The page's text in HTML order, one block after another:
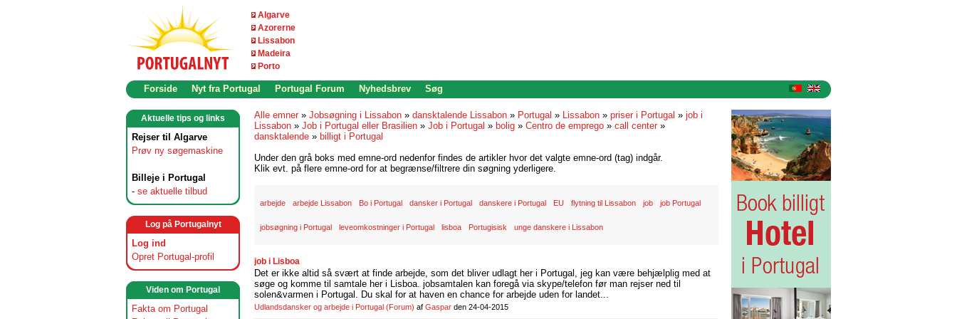
Algarve
Azorerne
Lissabon
Madeira
Porto
Forside Nyt fra Portugal Portugal Forum Nyhedsbrev Søg
Aktuelle tips og links
Rejser til Algarve
Prøv ny søgemaskine
Billeje i Portugal
- se aktuelle tilbud
Log på Portugalnyt
Log ind
Opret Portugal-profil
Viden om Portugal
Fakta om Portugal
Alle emner » Jobsøgning i Lissabon » dansktalende Lissabon » Portugal » Lissabon » priser i Portugal » job i
Lissabon » Job i Portugal eller Brasilien » Job i Portugal » bolig » Centro de emprego » call center »
dansktalende » billigt i Portugal
Under den grå boks med emne-ord nedenfor findes de artikler hvor det valgte emne-ord (tag) indgår.
Klik evt. på flere emne-ord for at begrænse/filtrere din søgning yderligere.
arbejde arbejde Lissabon Bo i Portugal dansker i Portugal danskere i Portugal EU flytning til Lissabon job job Portugal
jobsøgning i Portugal leveomkostninger i Portugal lisboa Portugisisk unge danskere i Lissabon
job i Lisboa
Det er ikke altid så svært at finde arbejde, som det bliver udlagt her i Portugal, jeg kan være behjælplig med at
søge og komme til samtale her i Lisboa. jobsamtalen kan foregå via skype/telefon før man rejser ned til
solen&varmen i Portugal. Du skal for at haven en chance for arbejde uden for landet...
Udlandsdansker og arbejde i Portugal (Forum) af Gaspar den 24-04-2015